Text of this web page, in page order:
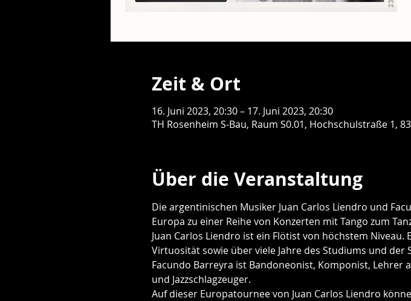
Zeit & Ort
16. Juni 2023, 20:30 – 17. Juni 2023, 20:30
TH Rosenheim S-Bau, Raum S0.01, Hochschulstraße 1,
Über die Veranstaltung
Die argentinischen Musiker Juan Carlos Liendro und
Europa zu einer Reihe von Konzerten mit Tango zum
Juan Carlos Liendro ist ein Flötist von höchstem
Virtuosität sowie über viele Jahre des Studiums und der
Facundo Barreyra ist Bandoneonist, Komponist,
und Jazzschlagzeuger.
Auf dieser Europatournee von Juan Carlos Liendro